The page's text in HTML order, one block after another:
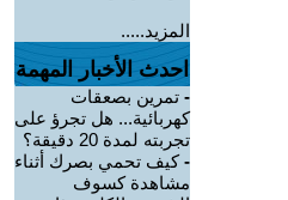
المزيد.....
احدث الأخبار المهمة
- تمرين بصعقات
كهربائية... هل تجرؤ على
تجربته لمدة 20 دقيقة؟
-كيف تحمي بصرك أثناء
مشاهدة كسوف